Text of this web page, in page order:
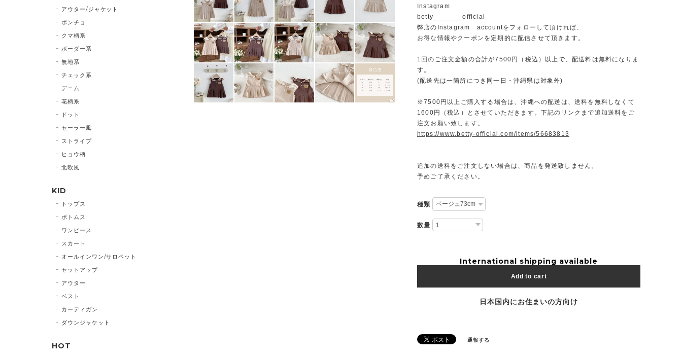
Instagram
betty_______official
弊店のInstagram accountをフォローして頂ければ、
お得な情報やクーポンを定期的に配信させて頂きます。
1回のご注文金額の合計が7500円（税込）以上で、配送料は無料になりま
す。
(配送先は一箇所につき同一日・沖縄県は対象外)
※7500円以上ご購入する場合は、沖縄への配送は、送料を無料しなくて
1600円（税込）とさせていただきます。下記のリンクまで追加送料をご
注文お願い致します。
https://www.betty-official.com/items/56683813
追加の送料をご注文しない場合は、商品を発送致しません。
予めご了承ください。
種類
数量
International shipping available
Add to cart
日本国内にお住まいの方向け
通報する
アウター/ジャケット
ポンチョ
クマ柄系
ボーダー系
無地系
チェック系
デニム
花柄系
ドット
セーラー風
ストライプ
ヒョウ柄
北欧風
KID
トップス
ボトムス
ワンピース
スカート
オールインワン/サロペット
セットアップ
アウター
ベスト
カーディガン
ダウンジャケット
HOT